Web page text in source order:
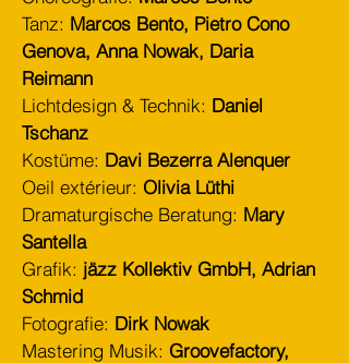
Tanz: Marcos Bento, Pietro Cono
Genova, Anna Nowak, Daria
Reimann
Lichtdesign & Technik: Daniel
Tschanz
Kostüme: Davi Bezerra Alenquer
Oeil extérieur: Olivia Lüthi
Dramaturgische Beratung: Mary
Santella
Grafik: jäzz Kollektiv GmbH, Adrian
Schmid
Fotografie: Dirk Nowak
Mastering Musik: Groovefactory,